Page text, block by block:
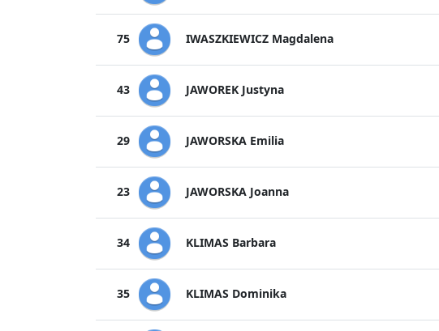
75 IWASZKIEWICZ Magdalena
43 JAWOREK Justyna
29 JAWORSKA Emilia
23 JAWORSKA Joanna
34 KLIMAS Barbara
35 KLIMAS Dominika